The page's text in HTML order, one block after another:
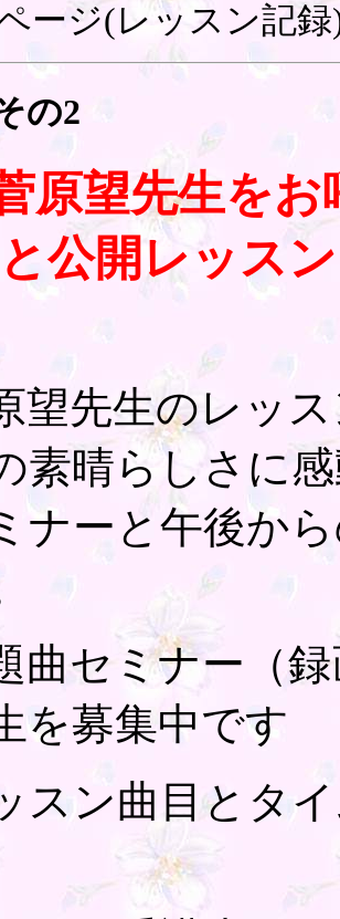
ージ(レッスン記
の2
原望先生をお
公開レッスン
望先生のレッ
素晴らしさに
ナーと午後か
曲セミナー（
を募集中です
スン曲目とタ